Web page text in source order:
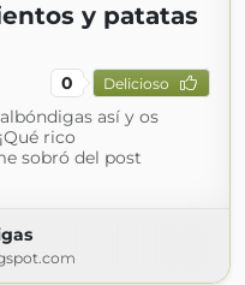
y patatas
0 Delicioso
así y os
rico
sobró del post